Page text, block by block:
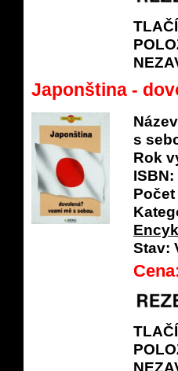
Japonština -
s
Rok
ISBN:
Stav: